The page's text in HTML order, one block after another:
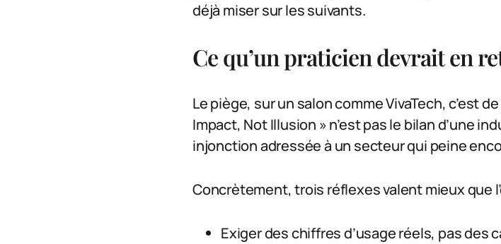
déjà miser sur les suivants.
Ce qu’un praticien devrait en
Le piège, sur un salon comme VivaTech, c’est
Impact, Not Illusion » n’est pas le bilan d’une
injonction adressée à un secteur qui peine
Concrètement, trois réflexes valent mieux que
Exiger des chiffres d’usage réels, pas des